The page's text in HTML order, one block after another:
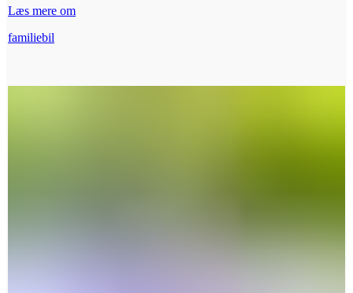
Læs mere om
familiebil